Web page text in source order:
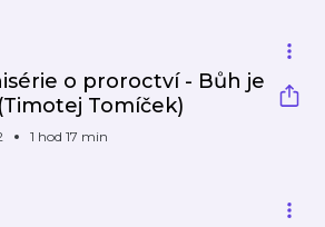
o proroctví - Bůh je
Tomíček)
1 hod 17 min